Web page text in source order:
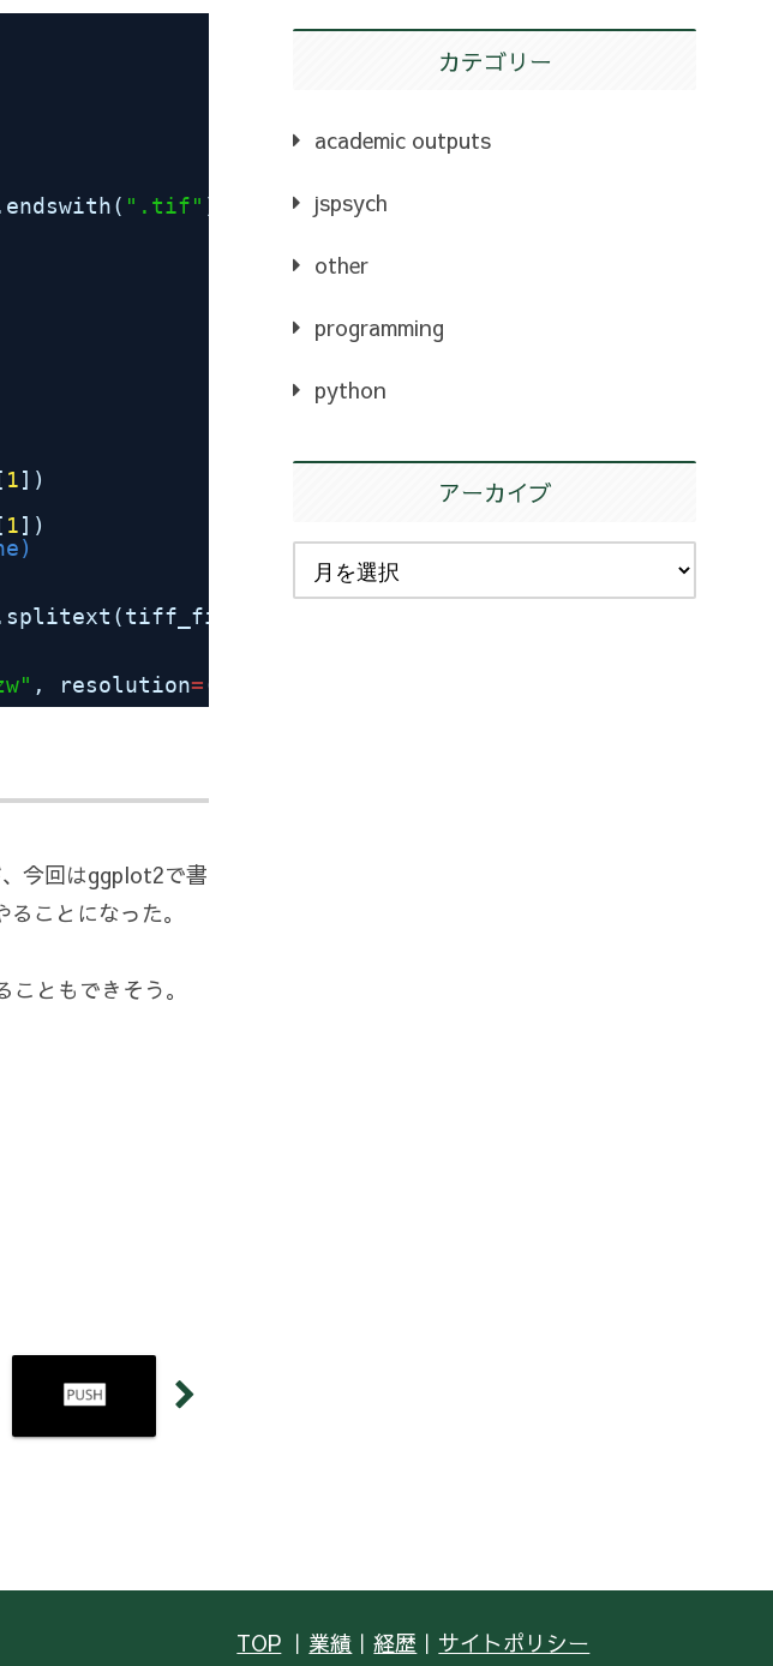
".tif" ) file.endswith(
1])
1])
, resolution=(x_dpi, y_dpi))
今回はggplot2で書
ことになった。
ともできそう。
カテゴリー
academic outputs
jspsych
other
programming
python
アーカイブ
TOP ｜ 業績 ｜経歴 ｜ サイトポリシー